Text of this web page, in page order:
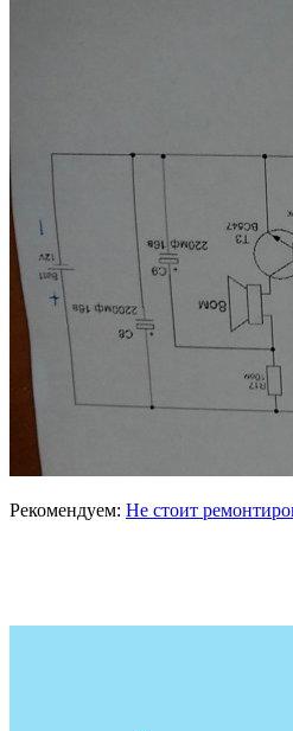
Рекомендуем: Не стоит